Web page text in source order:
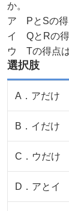
か。
ア PとSの得
イ QとRの得
ウ Tの得点は
選択肢
A ． アだけ
B ． イだけ
C ． ウだけ
D ． アとイ